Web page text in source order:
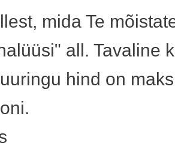
mida Te
all. Tavaline
hind on